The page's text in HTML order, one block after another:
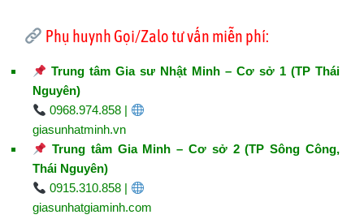
Phụ huynh Gọi/Zalo tư vấn miễn phí:
Trung tâm Gia sư Nhật Minh – Cơ sở 1 (TP Thái
Nguyên)
0968.974.858 |
giasunhatminh.vn
Trung tâm Gia Minh – Cơ sở 2 (TP Sông Công,
Thái Nguyên)
0915.310.858 |
giasunhatgiaminh.com